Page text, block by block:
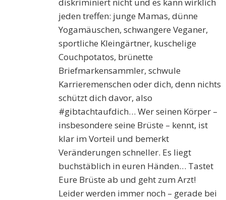
diskriminiert nicht und es kann wirklich
jeden treffen: junge Mamas, dünne
Yogamäuschen, schwangere Veganer,
sportliche Kleingärtner, kuschelige
Couchpotatos, brünette
Briefmarkensammler, schwule
Karrieremenschen oder dich, denn nichts
schützt dich davor, also
#gibtachtaufdich… Wer seinen Körper –
insbesondere seine Brüste – kennt, ist
klar im Vorteil und bemerkt
Veränderungen schneller. Es liegt
buchstäblich in euren Händen… Tastet
Eure Brüste ab und geht zum Arzt!
Leider werden immer noch – gerade bei